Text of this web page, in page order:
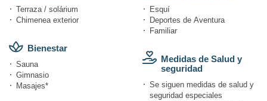
Terraza / solárium
Chimenea exterior
Bienestar
Sauna
Gimnasio
Masajes*
Esquí
Deportes de Aventura
Familiar
Medidas de Salud y
seguridad
Se siguen medidas de salud y
seguridad especiales